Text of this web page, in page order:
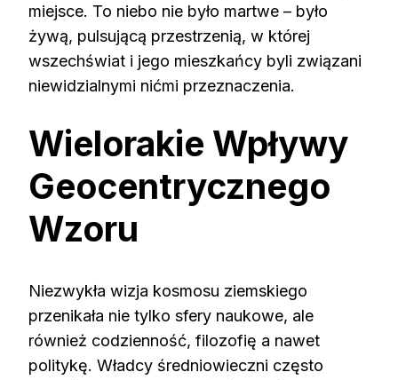
miejsce. To niebo nie było martwe – było
żywą, pulsującą przestrzenią, w której
wszechświat i jego mieszkańcy byli związani
niewidzialnymi nićmi przeznaczenia.
Wielorakie Wpływy
Geocentrycznego
Wzoru
Niezwykła wizja kosmosu ziemskiego
przenikała nie tylko sfery naukowe, ale
również codzienność, filozofię a nawet
politykę. Władcy średniowieczni często